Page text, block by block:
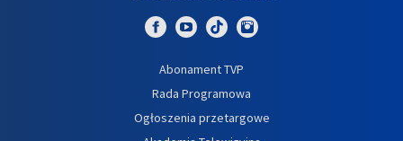
Abonament TVP
Rada Programowa
Ogłoszenia przetargowe